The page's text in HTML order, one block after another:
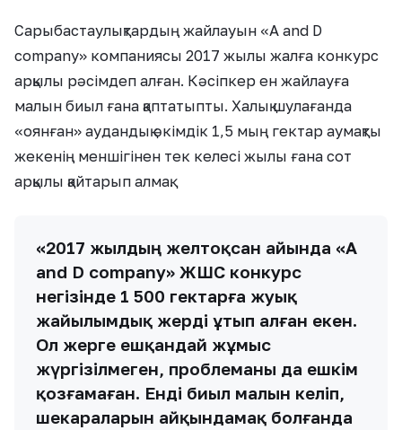
Сарыбастаулықтардың жайлауын «A and D
company» компаниясы 2017 жылы жалға конкурс
арқылы рәсімдеп алған. Кәсіпкер ен жайлауға
малын биыл ғана қаптатыпты. Халық шулағанда
«оянған» аудандық әкімдік 1,5 мың гектар аумақты
жекенің меншігінен тек келесі жылы ғана сот
арқылы қайтарып алмақ.
«2017 жылдың желтоқсан айында «A
and D company» ЖШС конкурс
негізінде 1 500 гектарға жуық
жайылымдық жерді ұтып алған екен.
Ол жерге ешқандай жұмыс
жүргізілмеген, проблеманы да ешкім
қозғамаған. Енді биыл малын әкеліп,
шекараларын айқындамақ болғанда